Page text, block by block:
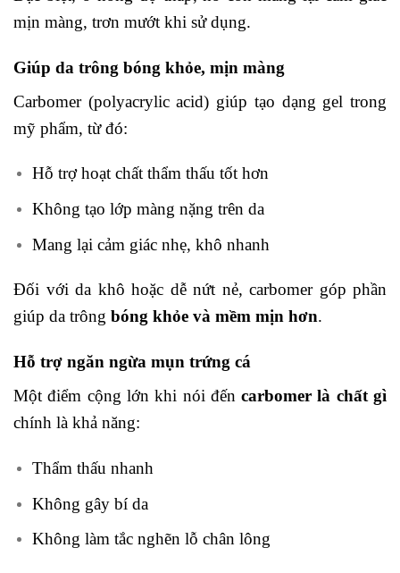
mịn màng, trơn mướt khi sử dụng.
Giúp da trông bóng khỏe, mịn màng
Carbomer (polyacrylic acid) giúp tạo dạng gel trong
mỹ phẩm, từ đó:
Hỗ trợ hoạt chất thẩm thấu tốt hơn
Không tạo lớp màng nặng trên da
Mang lại cảm giác nhẹ, khô nhanh
Đối với da khô hoặc dễ nứt nẻ, carbomer góp phần
giúp da trông bóng khỏe và mềm mịn hơn.
Hỗ trợ ngăn ngừa mụn trứng cá
Một điểm cộng lớn khi nói đếncarbomer là chất gì
chính là khả năng:
Thẩm thấu nhanh
Không gây bí da
Không làm tắc nghẽn lỗ chân lông